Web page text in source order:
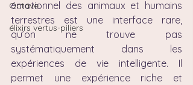
Octave
élixirs vertus-piliers
émotionnel des animaux et humains
terrestres est une interface rare,
qu’on ne trouve pas
systématiquement dans les
expériences de vie intelligente. Il
permet une expérience riche et